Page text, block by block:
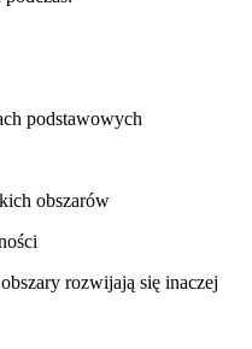
podstawowych
obszarów
rozwijają się inaczej